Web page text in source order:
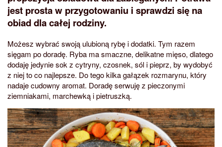
jest prosta w przygotowaniu i sprawdzi się na
obiad dla całej rodziny.
Możesz wybrać swoją ulubioną rybę i dodatki. Tym razem
sięgam po doradę. Ryba ma smaczne, delikatne mięso, dlatego
dodaję jedynie sok z cytryny, czosnek, sól i pieprz, by wydobyć
z niej to co najlepsze. Do tego kilka gałązek rozmarynu, który
nadaje cudowny aromat. Doradę serwuję z pieczonymi
ziemniakami, marchewką i pietruszką.